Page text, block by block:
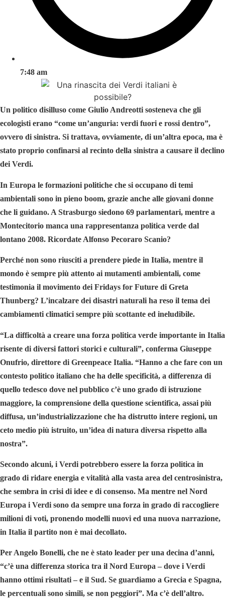
7:48 am
Un politico disilluso come Giulio Andreotti sosteneva che gli
ecologisti erano “come un’anguria: verdi fuori e rossi dentro”,
ovvero di sinistra. Si trattava, ovviamente, di un’altra epoca, ma è
stato proprio confinarsi al recinto della sinistra a causare il declino
dei Verdi.
In Europa le formazioni politiche che si occupano di temi
ambientali sono in pieno boom, grazie anche alle giovani donne
che li guidano. A Strasburgo siedono 69 parlamentari, mentre a
Montecitorio manca una rappresentanza politica verde dal
lontano 2008. Ricordate Alfonso Pecoraro Scanio?
Perché non sono riusciti a prendere piede in Italia, mentre il
mondo è sempre più attento ai mutamenti ambientali, come
testimonia il movimento dei Fridays for Future di Greta
Thunberg? L’incalzare dei disastri naturali ha reso il tema dei
cambiamenti climatici sempre più scottante ed ineludibile.
“La difficoltà a creare una forza politica verde importante in Italia
risente di diversi fattori storici e culturali”, conferma Giuseppe
Onufrio, direttore di Greenpeace Italia. “Hanno a che fare con un
contesto politico italiano che ha delle specificità, a differenza di
quello tedesco dove nel pubblico c’è uno grado di istruzione
maggiore, la comprensione della questione scientifica, assai più
diffusa, un’industrializzazione che ha distrutto intere regioni, un
ceto medio più istruito, un’idea di natura diversa rispetto alla
nostra”.
Secondo alcuni, i Verdi potrebbero essere la forza politica in
grado di ridare energia e vitalità alla vasta area del centrosinistra,
che sembra in crisi di idee e di consenso. Ma mentre nel Nord
Europa i Verdi sono da sempre una forza in grado di raccogliere
milioni di voti, pronendo modelli nuovi ed una nuova narrazione,
in Italia il partito non è mai decollato.
Per Angelo Bonelli, che ne è stato leader per una decina d’anni,
“c’è una differenza storica tra il Nord Europa – dove i Verdi
hanno ottimi risultati – e il Sud. Se guardiamo a Grecia e Spagna,
le percentuali sono simili, se non peggiori”. Ma c’è dell’altro.